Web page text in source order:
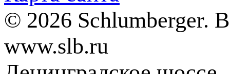
© 2026 Schlumberger.
www.slb.ru